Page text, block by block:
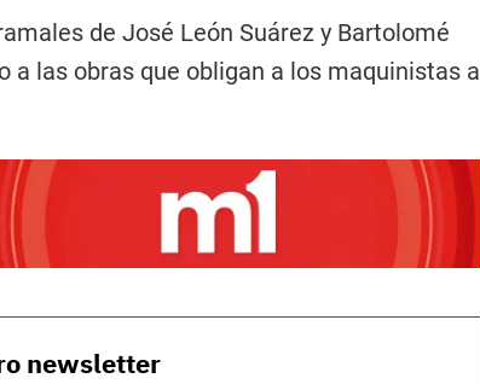
de José León Suárez y Bartolomé
a las obras que obligan a los maquinistas a
newsletter